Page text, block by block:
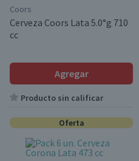
Coors
Cerveza Coors Lata 5.0°g 710
cc
Agregar
Producto sin calificar
Oferta